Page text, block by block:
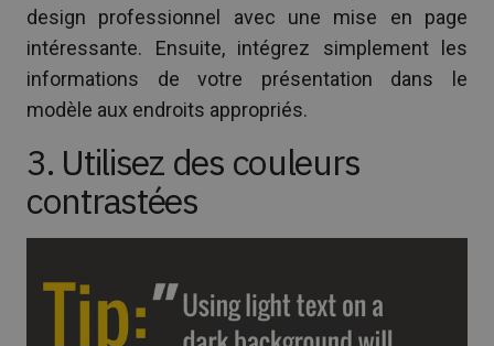
design professionnel avec une mise en page
intéressante. Ensuite, intégrez simplement les
informations de votre présentation dans le
modèle aux endroits appropriés.
3. Utilisez des couleurs
contrastées